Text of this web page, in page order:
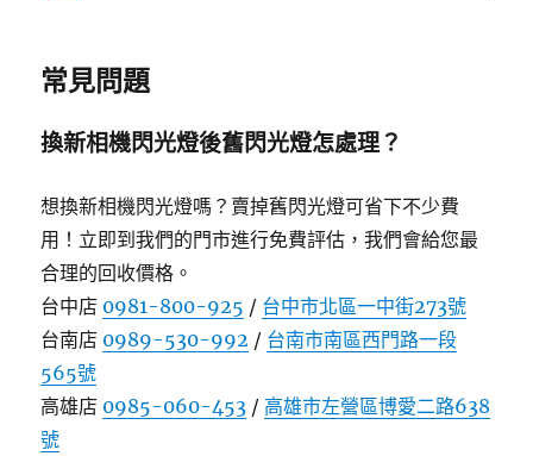
常見問題
換新相機閃光燈後舊閃光燈怎處理？
想換新相機閃光燈嗎？賣掉舊閃光燈可省下不少費
用！立即到我們的門市進行免費評估，我們會給您最
合理的回收價格。
台中店 0981-800-925 / 台中市北區一中街273號
台南店 0989-530-992 / 台南市南區西門路一段
565號
高雄店 0985-060-453 / 高雄市左營區博愛二路638
號